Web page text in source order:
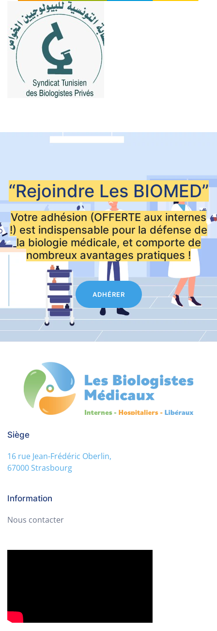
“Rejoindre Les BIOMED”
Votre adhésion (OFFERTE aux internes
!) est indispensable pour la défense de
la biologie médicale, et comporte de
nombreux avantages pratiques !
ADHÉRER
Siège
16 rue Jean-Frédéric Oberlin,
67000 Strasbourg
Information
Nous contacter